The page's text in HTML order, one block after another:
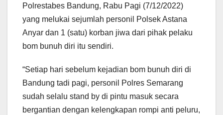
Polrestabes Bandung, Rabu Pagi (7/12/2022)
yang melukai sejumlah personil Polsek Astana
Anyar dan 1 (satu) korban jiwa dari pihak pelaku
bom bunuh diri itu sendiri.
“Setiap hari sebelum kejadian bom bunuh diri di
Bandung tadi pagi, personil Polres Semarang
sudah selalu stand by di pintu masuk secara
bergantian dengan kelengkapan rompi anti peluru,